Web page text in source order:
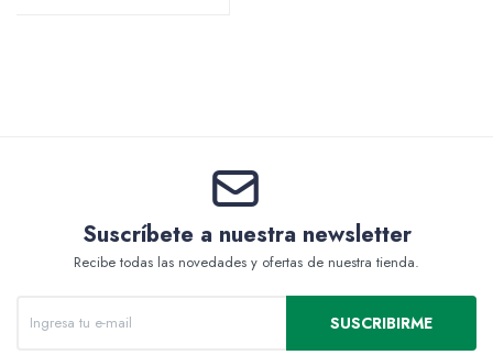
Suscríbete a nuestra newsletter
Recibe todas las novedades y ofertas de nuestra tienda.
SUSCRIBIRME
Packs